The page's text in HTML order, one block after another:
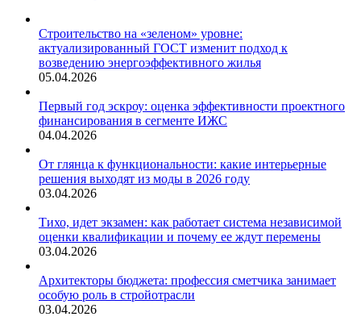
Строительство на «зеленом» уровне:
актуализированный ГОСТ изменит подход к
возведению энергоэффективного жилья
05.04.2026
Первый год эскроу: оценка эффективности проектного
финансирования в сегменте ИЖС
04.04.2026
От глянца к функциональности: какие интерьерные
решения выходят из моды в 2026 году
03.04.2026
Тихо, идет экзамен: как работает система независимой
оценки квалификации и почему ее ждут перемены
03.04.2026
Архитекторы бюджета: профессия сметчика занимает
особую роль в стройотрасли
03.04.2026